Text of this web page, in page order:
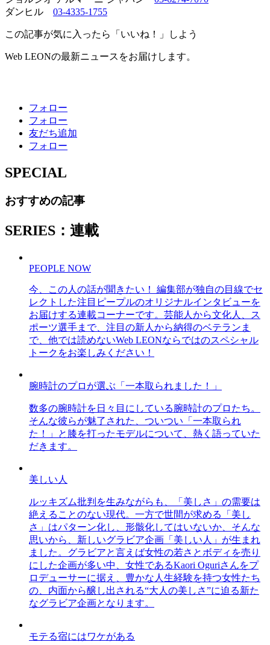
ダンヒル 03-4335-1755
この記事が気に入ったら「いいね！」しよう
Web LEONの最新ニュースをお届けします。
フォロー
フォロー
友だち追加
フォロー
SPECIAL
おすすめの記事
SERIES：連載
PEOPLE NOW
今、この人の話が聞きたい！ 編集部が独自の目線でセ
レクトした注目ピープルのオリジナルインタビューを
お届けする連載コーナーです。芸能人から文化人、ス
ポーツ選手まで、注目の新人から納得のベテランま
で、他では読めないWeb LEONならではのスペシャル
トークをお楽しみください！
腕時計のプロが選ぶ「一本取られました！」
数多の腕時計を日々目にしている腕時計のプロたち。
そんな彼らが魅了された、ついつい「一本取られ
た！」と膝を打ったモデルについて、熱く語っていた
だきます。
美しい人
ルッキズム批判を生みながらも、「美しさ」の需要は
絶えることのない現代。一方で世間が求める「美し
さ」はパターン化し、形骸化してはいないか、そんな
思いから、新しいグラビア企画「美しい人」が生まれ
ました。グラビアと言えば女性の若さとボディを売り
にした企画が多い中、女性であるKaori Oguriさんをプ
ロデューサーに据え、豊かな人生経験を持つ女性たち
の、内面から醸し出される“大人の美しさ”に迫る新た
なグラビア企画となります。
モテる宿にはワケがある